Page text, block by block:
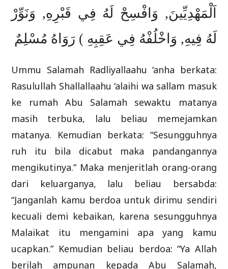
اَلْمَهْدِيِّينَ, وَافْسِحْ لَهُ فِي قَبْرِهِ, وَنَوِّرْ
لَهُ فِيهِ, وَاخْلُفْهُ فِي عَقِبِهِ ) رَوَاهُ مُسْلِمٌ
Ummu Salamah Radliyallaahu ‘anha berkata:
Rasulullah Shallallaahu ‘alaihi wa sallam masuk
ke rumah Abu Salamah sewaktu matanya
masih terbuka, lalu beliau memejamkan
matanya. Kemudian berkata: “Sesungguhnya
ruh itu bila dicabut maka pandangannya
mengikutinya.” Maka menjeritlah orang-orang
dari keluarganya, lalu beliau bersabda:
“Janganlah kamu berdoa untuk dirimu sendiri
kecuali demi kebaikan, karena sesungguhnya
Malaikat itu mengamini apa yang kamu
ucapkan.” Kemudian beliau berdoa: “Ya Allah
berilah ampunan kepada Abu Salamah,